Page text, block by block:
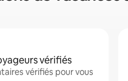
vérifiés
vérifiés pour vous